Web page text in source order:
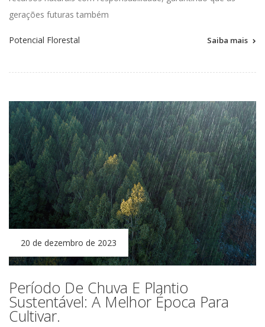
gerações futuras também
Potencial Florestal Saiba mais
20 de dezembro de 2023
Período De Chuva E Plantio
Sustentável: A Melhor Época Para
Cultivar.